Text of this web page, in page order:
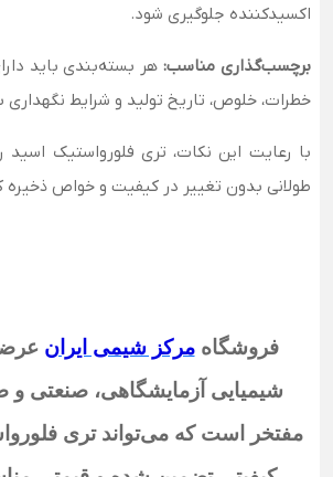
اکسیدکننده جلوگیری شود.
برچسب‌گذاری مناسب:هر بسته‌بندی باید
خطرات، خلوص، تاریخ تولید و شرایط نگهداری
با رعایت این نکات، تری فلورواستیک اسید
طولانی بدون تغییر در کیفیت و خواص ذخیره
فروشگاه مرکز شیمی ایران
شیمیایی آزمایشگاهی، صنعتی و
مفتخر است که می‌تواند تری